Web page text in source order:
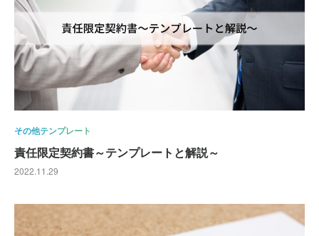
その他テンプレート
責任限定契約書～テンプレートと解説～
2022.11.29